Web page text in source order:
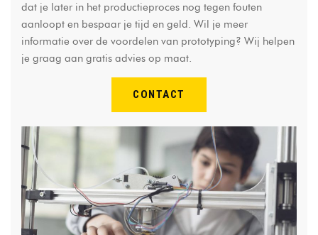
dat je later in het productieproces nog tegen fouten
aanloopt en bespaar je tijd en geld. Wil je meer
informatie over de voordelen van prototyping? Wij helpen
je graag aan gratis advies op maat.
CONTACT